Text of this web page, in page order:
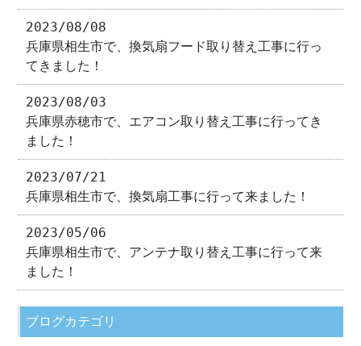
2023/08/08
兵庫県相生市で、換気扇フード取り替え工事に行っ
てきました！
2023/08/03
兵庫県赤穂市で、エアコン取り替え工事に行ってき
ました！
2023/07/21
兵庫県相生市で、換気扇工事に行って来ました！
2023/05/06
兵庫県相生市で、アンテナ取り替え工事に行って来
ました！
ブログカテゴリ